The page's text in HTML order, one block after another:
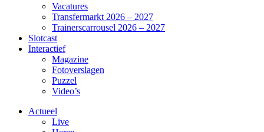
Vacatures
Transfermarkt 2026 – 2027
Trainerscarrousel 2026 – 2027
Slotcast
Interactief
Magazine
Fotoverslagen
Puzzel
Video’s
Actueel
Live